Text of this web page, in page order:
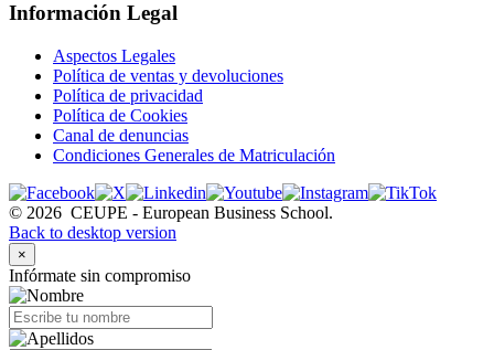
Información Legal
Aspectos Legales
Política de ventas y devoluciones
Política de privacidad
Política de Cookies
Canal de denuncias
Condiciones Generales de Matriculación
© 2026 CEUPE - European Business School.
Back to desktop version
×
Infórmate sin compromiso